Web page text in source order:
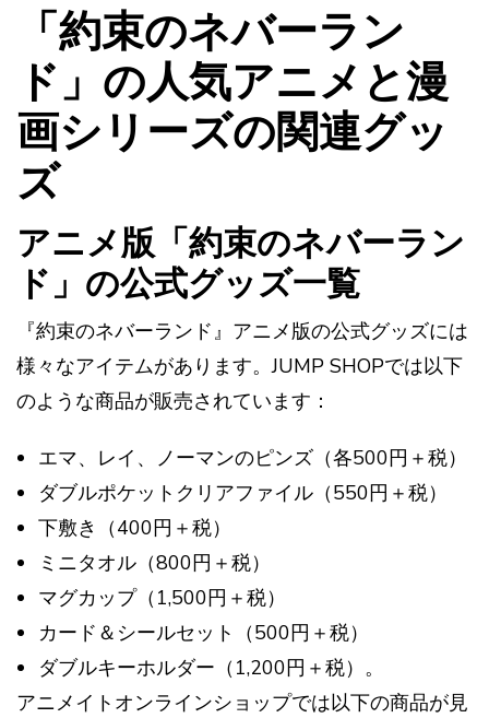
「約束のネバーラン
ド」の人気アニメと漫
画シリーズの関連グッ
ズ
アニメ版「約束のネバーラン
ド」の公式グッズ一覧
『約束のネバーランド』アニメ版の公式グッズには
様々なアイテムがあります。JUMP SHOPでは以下
のような商品が販売されています：
エマ、レイ、ノーマンのピンズ（各500円＋税）
ダブルポケットクリアファイル（550円＋税）
下敷き（400円＋税）
ミニタオル（800円＋税）
マグカップ（1,500円＋税）
カード＆シールセット（500円＋税）
ダブルキーホルダー（1,200円＋税）​​。
アニメイトオンラインショップでは以下の商品が見